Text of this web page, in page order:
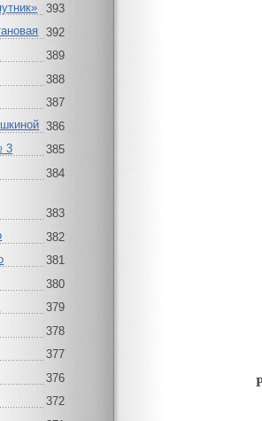
393
392
389
388
387
386
3
385
384
383
382
381
380
379
378
377
376
372